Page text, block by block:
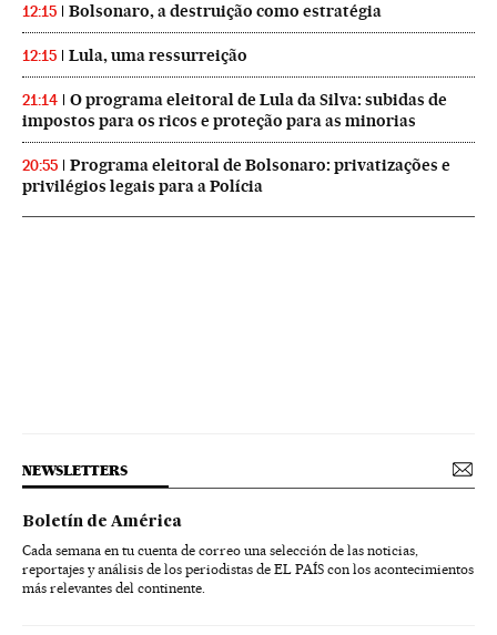
12:15 Bolsonaro, a destruição como estratégia
12:15 Lula, uma ressurreição
21:14
O programa eleitoral de Lula da Silva: subidas de
impostos para os ricos e proteção para as minorias
20:55
Programa eleitoral de Bolsonaro: privatizações e
privilégios legais para a Polícia
NEWSLETTERS
Boletín de América
Cada semana en tu cuenta de correo una selección de las noticias,
reportajes y análisis de los periodistas de EL PAÍS con los acontecimientos
más relevantes del continente.